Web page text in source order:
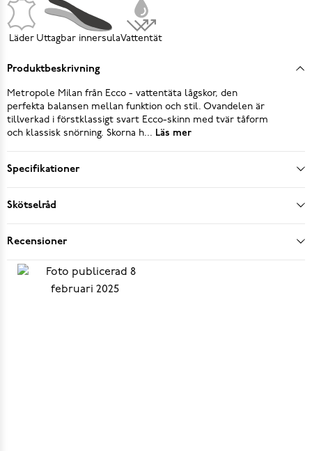
Läder Uttagbar innersulaVattentät
Produktbeskrivning
Metropole Milan från Ecco - vattentäta lågskor, den
perfekta balansen mellan funktion och stil. Ovandelen är
tillverkad i förstklassigt svart Ecco-skinn med tvär tåform
och klassisk snörning. Skorna h... Läs mer
Specifikationer
Skötselråd
Recensioner